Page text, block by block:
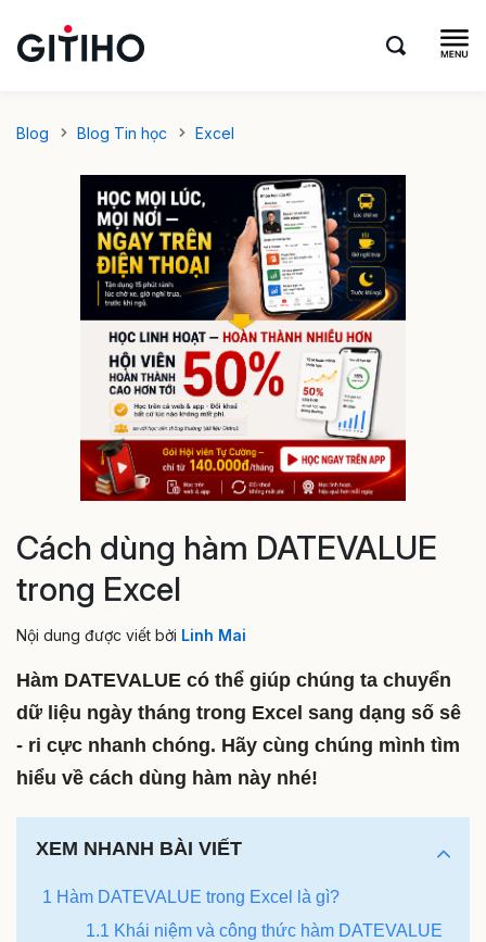
Blog Blog Tin học Excel
Cách dùng hàm DATEVALUE
trong Excel
Nội dung được viết bởi Linh Mai
Hàm DATEVALUE có thể giúp chúng ta chuyển
dữ liệu ngày tháng trong Excel sang dạng số sê
- ri cực nhanh chóng. Hãy cùng chúng mình tìm
hiểu về cách dùng hàm này nhé!
XEM NHANH BÀI VIẾT
1 Hàm DATEVALUE trong Excel là gì?
1.1 Khái niệm và công thức hàm DATEVALUE